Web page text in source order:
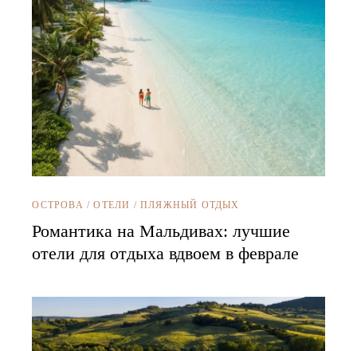
ОСТРОВА /ОТЕЛИ / ПЛЯЖНЫЙ ОТДЫХ
Романтика на Мальдивах: лучшие
отели для отдыха вдвоем в феврале